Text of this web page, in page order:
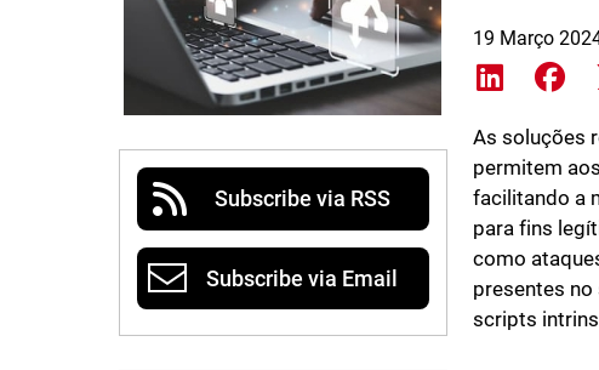
Subscribe via RSS
Subscribe via Email
19 Março
Share on
As soluções
permitem
facilitando a
para fins
como
presentes
scripts